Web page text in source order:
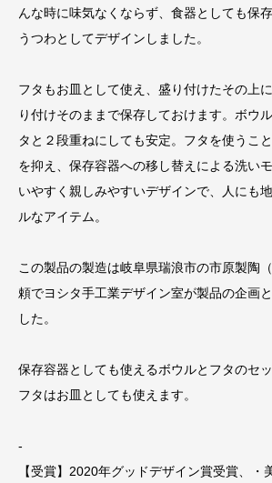
んな時に味気なくならず、食器としても保
うつわとしてデザインしました。
フタもお皿として使え、盛り付けたその上
り付けそのままで保存しておけます。ボウ
タと２段重ねにしても安定。フタを使うこ
を抑え、保存容器への移し替えによる洗い
いやすく親しみやすいデザインで、人にも
ルなアイテム。
この製品の製造は岐阜県瑞浪市の市原製陶
頼でヨシタ手工業デザイン室が製品の企画
した。
保存容器としても使えるボウルとフタのセッ
フタはお皿としても使えます。
-
【受賞】2020年グッドデザイン賞受賞、・